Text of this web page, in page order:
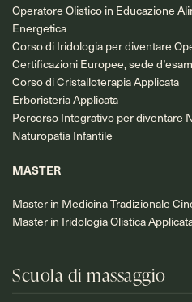
Operatore Olistico in Educazione
Energetica
Corso di Iridologia per diventare
Certificazioni Europee, sede
Corso di Cristalloterapia Applicata
Erboristeria Applicata
Percorso Integrativo per diventare
Naturopatia Infantile
MASTER
Master in Medicina Tradizionale
Master in Iridologia Olistica
Scuola di massaggio